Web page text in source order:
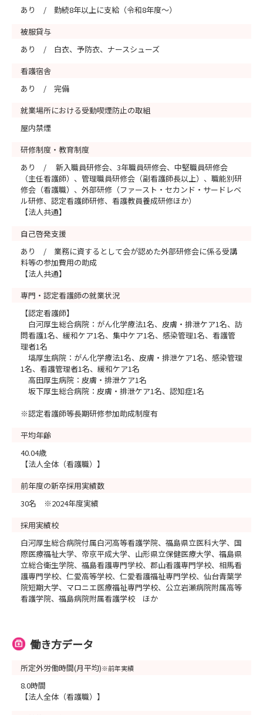
あり / 勤続8年以上に支給（令和8年度～）
被服貸与
あり / 白衣、予防衣、ナースシューズ
看護宿舎
あり / 完備
就業場所における受動喫煙防止の取組
屋内禁煙
研修制度・教育制度
あり / 新入職員研修会、3年職員研修会、中堅職員研修会
（主任看護師）、管理職員研修会（副看護師長以上）、職能別研
修会（看護職）、外部研修（ファースト・セカンド・サードレベ
ル研修、認定看護師研修、看護教員養成研修ほか）
【法人共通】
自己啓発支援
あり / 業務に資するとして会が認めた外部研修会に係る受講
料等の参加費用の助成
【法人共通】
専門・認定看護師の就業状況
【認定看護師】
白河厚生総合病院：がん化学療法1名、皮膚・排泄ケア1名、訪
問看護1名、緩和ケア1名、集中ケア1名、感染管理1名、看護管
理者1名
塙厚生病院：がん化学療法1名、皮膚・排泄ケア1名、感染管理
1名、看護管理者1名、緩和ケア1名
高田厚生病院：皮膚・排泄ケア1名
坂下厚生総合病院：皮膚・排泄ケア1名、認知症1名
※認定看護師等長期研修参加助成制度有
平均年齢
40.04歳
【法人全体（看護職）】
前年度の新卒採用実績数
30名 ※2024年度実績
採用実績校
白河厚生総合病院付属白河高等看護学院、福島県立医科大学、国
際医療福祉大学、帝京平成大学、山形県立保健医療大学、福島県
立総合衛生学院、福島看護専門学校、郡山看護専門学校、相馬看
護専門学校、仁愛高等学校、仁愛看護福祉専門学校、仙台青葉学
院短期大学、マロニエ医療福祉専門学校、公立岩瀬病院附属高等
看護学院、福島病院附属看護学校 ほか
働き方データ
所定外労働時間(月平均)※前年実績
8.0時間
【法人全体（看護職）】